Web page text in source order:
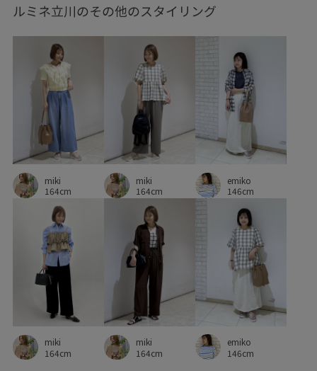
ワイドパンツ ワンピース 上品 伸縮性
大人カジュアル 安定感 定番 小物
快適なはき心地 接触冷感 日傘
異素材ドッキング 程よい厚み 華やか
落ち着いた色 見た目以上の収納 軽快
透け感 通気性 都会的
ルミネ立川のその他のスタイリング
miki
164cm
miki
164cm
emiko
146cm
miki
164cm
miki
164cm
emiko
146cm